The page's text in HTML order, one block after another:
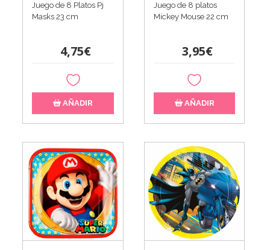
Juego de 8 Platos Pj
Masks 23 cm
4,75€
AÑADIR
Juego de 8 platos
Mickey Mouse 22 cm
3,95€
AÑADIR